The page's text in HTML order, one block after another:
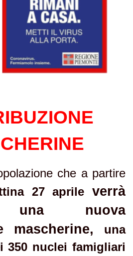
che a partire
27 aprile verrà
una nuova
mascherine, una
350 nuclei famigliari